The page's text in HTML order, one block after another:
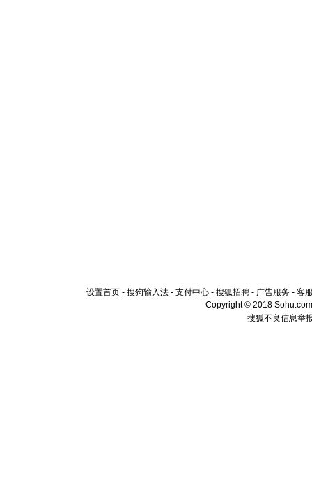
设置首页 - 搜狗输入法 - 支付中心 - 搜狐招聘 - 广告服务 - 客
Copyright © 2018
搜狐不良信息举